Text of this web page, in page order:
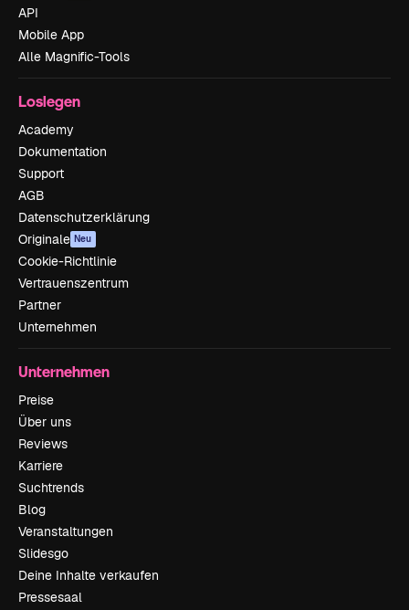
API
Mobile App
Alle Magnific-Tools
Loslegen
Academy
Dokumentation
Support
AGB
Datenschutzerklärung
Originale Neu
Cookie-Richtlinie
Vertrauenszentrum
Partner
Unternehmen
Unternehmen
Preise
Über uns
Reviews
Karriere
Suchtrends
Blog
Veranstaltungen
Slidesgo
Deine Inhalte verkaufen
Pressesaal